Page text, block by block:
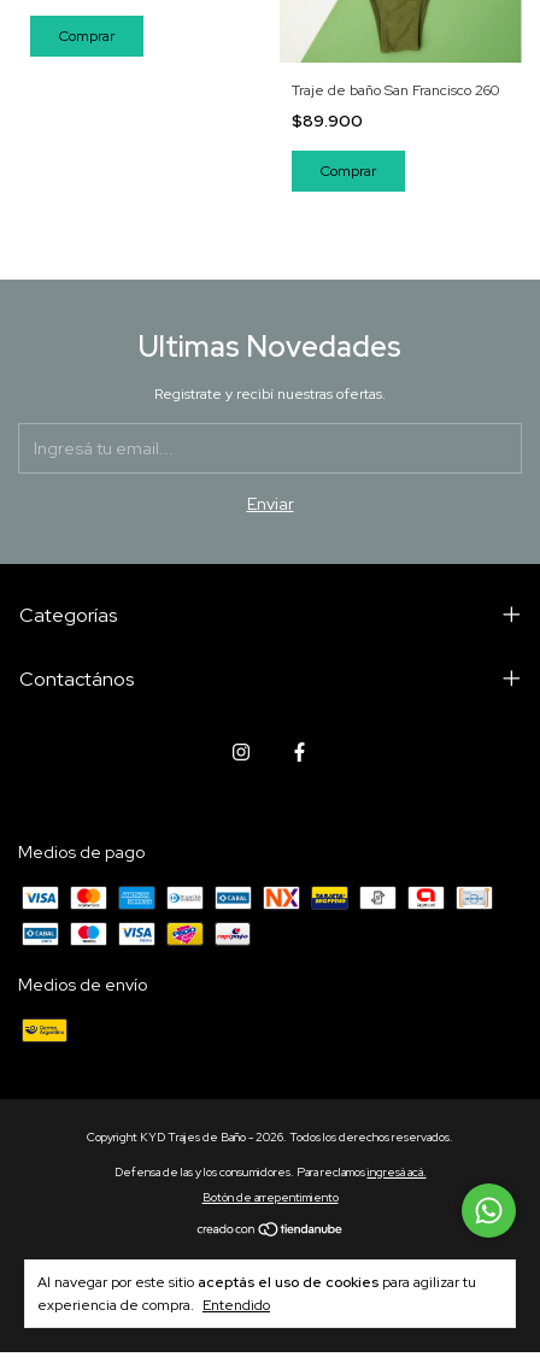
Al navegar por este sitio aceptás el uso de cookies para agilizar tu
experiencia de compra. Entendido
Comprar
Traje de baño San Francisco 260
$89.900
Comprar
Ultimas Novedades
Registrate y recibí nuestras ofertas.
Categorías
Contactános
Medios de pago
Medios de envío
Copyright KYD Trajes de Baño - 2026. Todos los derechos reservados.
Defensa de las y los consumidores. Para reclamosingresá acá.
Botón de arrepentimiento